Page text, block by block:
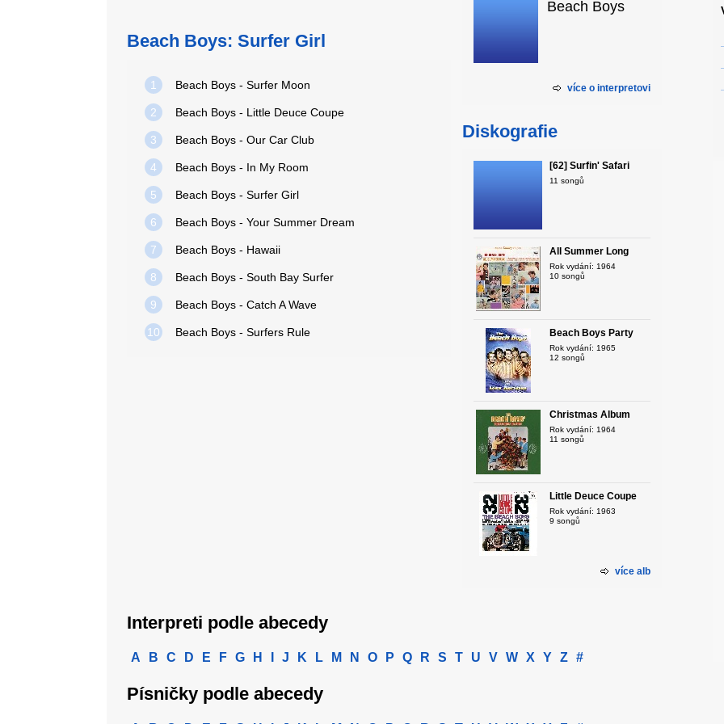
Beach Boys: Surfer Girl
1 Beach Boys - Surfer Moon
2 Beach Boys - Little Deuce Coupe
3 Beach Boys - Our Car Club
4 Beach Boys - In My Room
5 Beach Boys - Surfer Girl
6 Beach Boys - Your Summer Dream
7 Beach Boys - Hawaii
8 Beach Boys - South Bay Surfer
9 Beach Boys - Catch A Wave
10 Beach Boys - Surfers Rule
Beach Boys
více o interpretovi
Diskografie
[62] Surfin' Safari
11 songů
All Summer Long
Rok vydání: 1964
10 songů
Beach Boys Party
Rok vydání: 1965
12 songů
Christmas Album
Rok vydání: 1964
11 songů
Little Deuce Coupe
Rok vydání: 1963
9 songů
více alb
Interpreti podle abecedy
A B C D E F G H J K L M N O P Q R S T U V W X Y Z #
Písničky podle abecedy